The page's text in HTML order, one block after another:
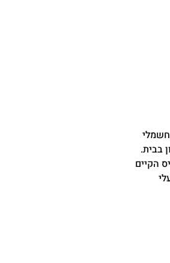
בבית.
הקיים